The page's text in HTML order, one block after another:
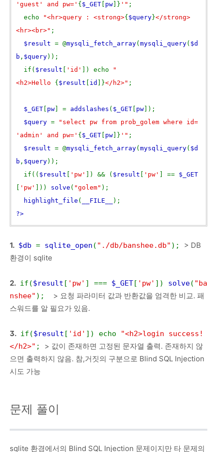
'guest' and pw=' { $_GET pw ]} '" ;
echo
"<hr>query : <strong>{ $query}</strong>
<hr><br>" ;
$result = @mysqli_fetch_array( mysqli_query( $d
b , $query));
if( $result 'id' ]) echo
"
<h2>Hello { $result id ]}</h2>" ;
$_GET pw ] = addslashes ( $_GET pw ]);
$query =
"select pw from prob_golem where id=
'admin' and pw=' { $_GET pw ]} '" ;
$result = @mysqli_fetch_array( mysqli_query( $d
b , $query));
if(( $result 'pw' ]) && ( $result 'pw' ] == $_GET
'pw' ])) solve ( "golem" );
highlight_file ( __FILE__
);
?>
1. $db = sqlite_open ( "./db/banshee.db" ); > DB
환경이 sqlite
2. if($result [ 'pw' ] === $_GET[ 'pw' ]) solve( "ba
nshee" ); > 요청 파라미터 값과 반환값을 엄격한 비교. 패
스워드를 알 필요가 있음.
3. if($result [ 'id' ]) echo
"<h2>login success!
</h2>" ; > 값이 존재하면 고정된 문자열 출력. 존재하지 않
으면 출력하지 않음. 참,거짓의 구분으로 Blind SQL Injection
시도 가능
문제 풀이
sqlite 환경에서의 Blind SQL Injection 문제이지만 타 문제의